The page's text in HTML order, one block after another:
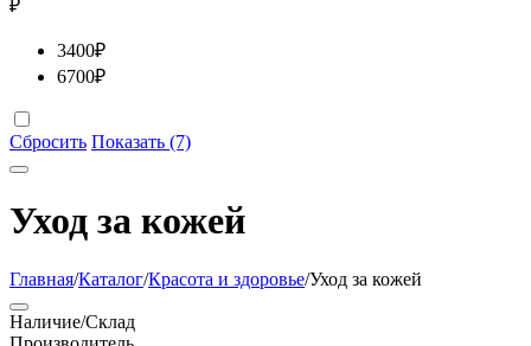
₽
3400₽
6700₽
Сбросить Показать (7)
Уход за кожей
Главная/Каталог/Красота и здоровье/Уход за кожей
Наличие/Склад